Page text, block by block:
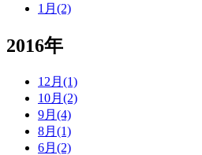
1月(2)
2016年
12月(1)
10月(2)
9月(4)
8月(1)
6月(2)